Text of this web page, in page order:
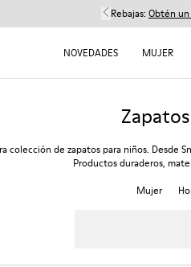
Rebajas: Obtén
NOVEDADES MUJER
colección de zapatos para niños. Desde
Productos duraderos,
Mujer